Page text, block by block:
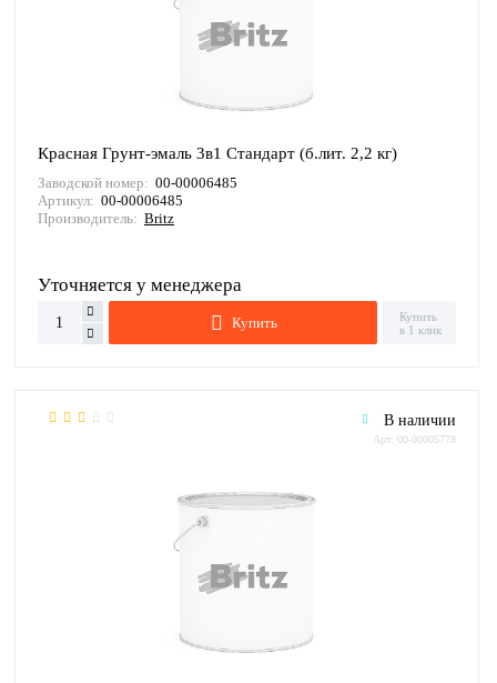
Красная Грунт-эмаль 3в1 Стандарт (б.лит. 2,2 кг)
Заводской номер: 00-00006485
Артикул: 00-00006485
Производитель: Britz
Уточняется у менеджера
Купить
Купить
в 1 клик
В наличии
Арт: 00-00005778